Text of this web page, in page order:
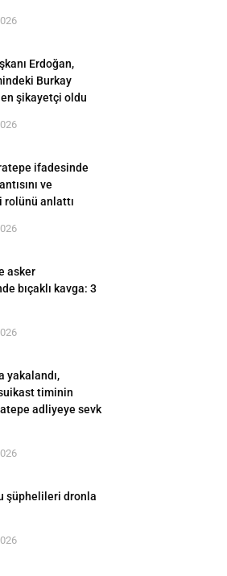
Erdoğan,
Burkay
şikayetçi oldu
ifadesinde
ve
rolünü anlattı
asker
bıçaklı kavga: 3
yakalandı,
timinin
adliyeye sevk
şüphelileri dronla